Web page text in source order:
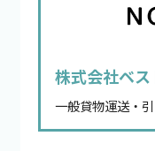
株式会社ベス
一般貸物運送・